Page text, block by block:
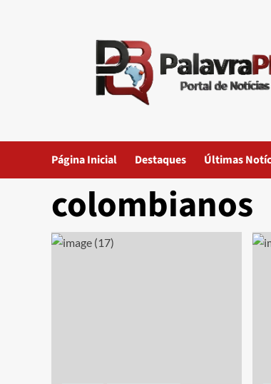
Página Inicial Destaques Últimas
colombianos